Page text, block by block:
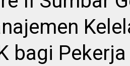
bagi Pekerja